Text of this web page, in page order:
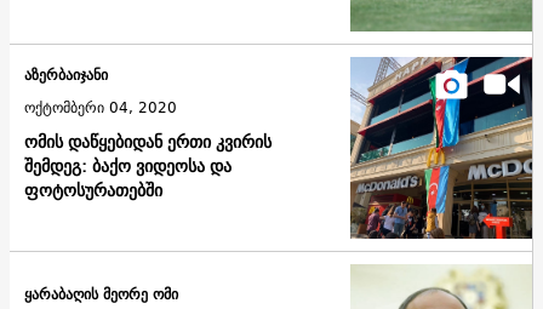
ომის დაწყებიდან ერთი კვირის
შემდეგ: ბაქო ვიდეოსა და
ფოტოსურათებში
აზერბაიჯანი
ოქტომბერი 04, 2020
ყარაბაღის მეორე ომი